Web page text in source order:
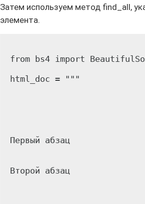
Затем используем метод find_all,
элемента.
from bs4 import
html_doc = """
Первый абзац
Второй абзац